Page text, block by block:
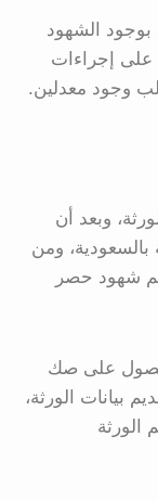
الشهود
على إجراءات
وجود معدلين.
وبعد أن
ومن
شهود حصر
على صك
بيانات الورثة،